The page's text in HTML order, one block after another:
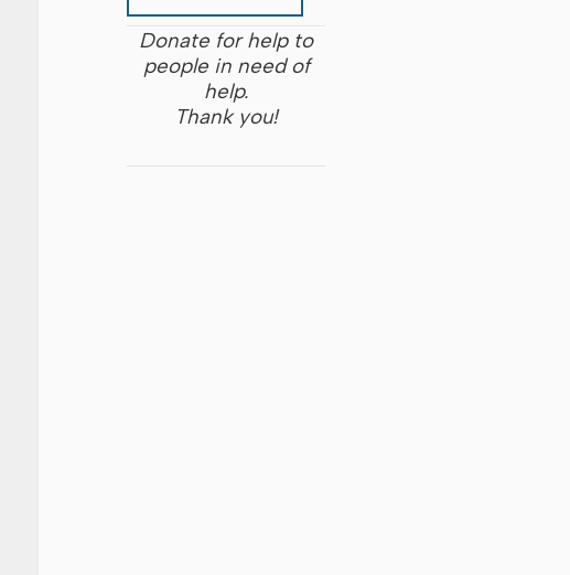
Donate for help to
people in need of
help.
Thank you!